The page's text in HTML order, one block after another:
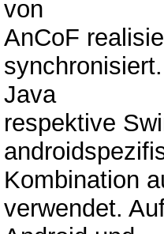
von
AnCoF
Java
respektive
Kombination
verwendet.